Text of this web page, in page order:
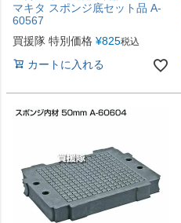
マキタ スポンジ底セット品 A-
60567
買援隊 特別価格 ¥825税込
カートに入れる